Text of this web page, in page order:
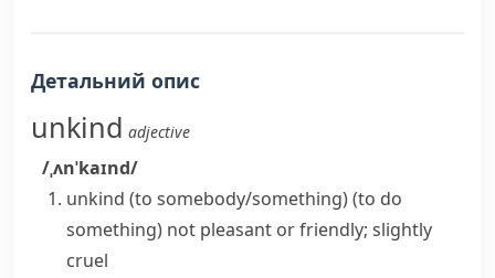
Детальний опис
unkind adjective
/ˌʌnˈkaɪnd/
unkind (to somebody/something) (to do
something) not pleasant or friendly; slightly
cruel